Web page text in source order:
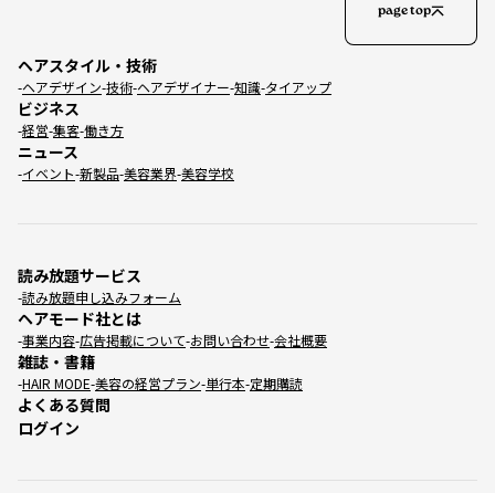
ヘアスタイル・技術
ヘアデザイン 技術 ヘアデザイナー 知識 タイアップ
ビジネス
経営 集客 働き方
ニュース
イベント 新製品 美容業界 美容学校
読み放題サービス
読み放題申し込みフォーム
ヘアモード社とは
事業内容 広告掲載について お問い合わせ 会社概要
雑誌・書籍
HAIR MODE 美容の経営プラン 単行本 定期購読
よくある質問
ログイン
page top